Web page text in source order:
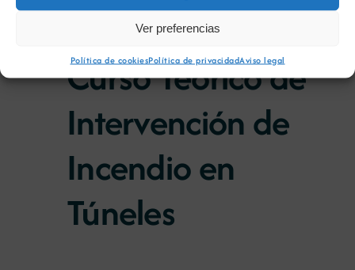
Ver preferencias
Política de cookiesPolítica de privacidadAviso legal
Curso Teórico de
Intervención de
Incendio en
Túneles
1 de octubre 00:00/31 de octubre